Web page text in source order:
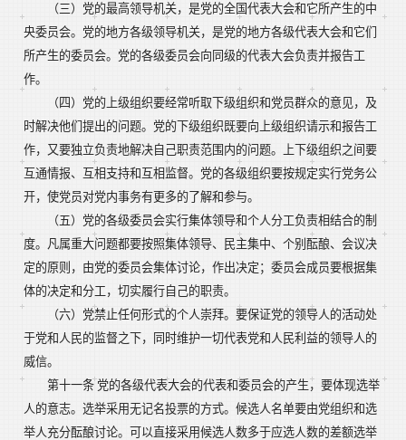
（三）党的最高领导机关，是党的全国代表大会和它所产生的中
央委员会。党的地方各级领导机关，是党的地方各级代表大会和它们
所产生的委员会。党的各级委员会向同级的代表大会负责并报告工
作。
（四）党的上级组织要经常听取下级组织和党员群众的意见，及
时解决他们提出的问题。党的下级组织既要向上级组织请示和报告工
作，又要独立负责地解决自己职责范围内的问题。上下级组织之间要
互通情报、互相支持和互相监督。党的各级组织要按规定实行党务公
开，使党员对党内事务有更多的了解和参与。
（五）党的各级委员会实行集体领导和个人分工负责相结合的制
度。凡属重大问题都要按照集体领导、民主集中、个别酝酿、会议决
定的原则，由党的委员会集体讨论，作出决定；委员会成员要根据集
体的决定和分工，切实履行自己的职责。
（六）党禁止任何形式的个人崇拜。要保证党的领导人的活动处
于党和人民的监督之下，同时维护一切代表党和人民利益的领导人的
威信。
第十一条 党的各级代表大会的代表和委员会的产生，要体现选举
人的意志。选举采用无记名投票的方式。候选人名单要由党组织和选
举人充分酝酿讨论。可以直接采用候选人数多于应选人数的差额选举